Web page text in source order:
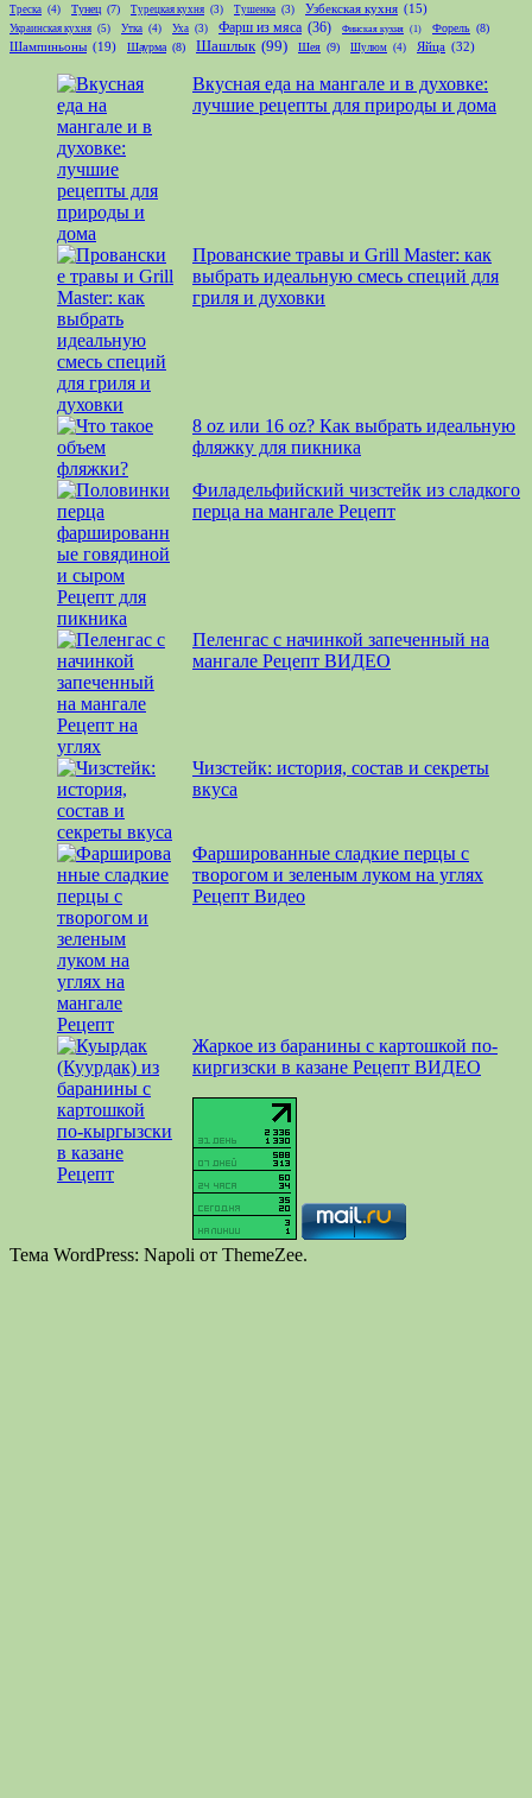
Треска (4) Тунец (7) Турецкая кухня (3) Тушенка (3) Узбекская кухня (15)
Украинская кухня (5) Утка (4) Уха (3) Фарш из мяса (36) Финская кухня (1) Форель (8)
Шампиньоны (19) Шаурма (8) Шашлык (99) Шея (9) Шулюм (4) Яйца (32)
Вкусная еда на мангале и в духовке:
лучшие рецепты для природы и дома
Прованские травы и Grill Master: как
выбрать идеальную смесь специй для
гриля и духовки
8 oz или 16 oz? Как выбрать идеальную
фляжку для пикника
Филадельфийский чизстейк из сладкого
перца на мангале Рецепт
Пеленгас с начинкой запеченный на
мангале Рецепт ВИДЕО
Чизстейк: история, состав и секреты
вкуса
Фаршированные сладкие перцы с
творогом и зеленым луком на углях
Рецепт Видео
Жаркое из баранины с картошкой по-
киргизски в казане Рецепт ВИДЕО
Тема WordPress: Napoli от ThemeZee.